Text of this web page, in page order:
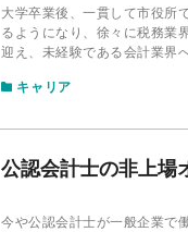
大学卒業後、一貫して市役所
るようになり、徐々に税務業
迎え、未経験である会計業界
す。キャリア
公認会計士の非上場
今や公認会計士が一般企業で